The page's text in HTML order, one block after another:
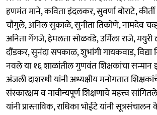
हणमंत माने, कविता इंदलकर, सुवर्णा बोराटे,
चौगुले, अनिल सुकाळे, सुनीता तिकोणे, नामदेव
अनिता गेंगजे, हेमलता सोळवंडे, उर्मिला राजे,
दौंडकर, सुनंदा सपकाळ, शुभांगी गायकवाड, विद्या
नवले या १६ शाळांतील गुणवंत शिक्षकांचा सन्मान
अंजली दाशरथी यांनी अध्यक्षीय मनोगतात
संस्कारक्षम व नावीन्यपूर्ण शिक्षणाचे महत्त्व
यांनी प्रास्ताविक, राधिका भोईटे यांनी